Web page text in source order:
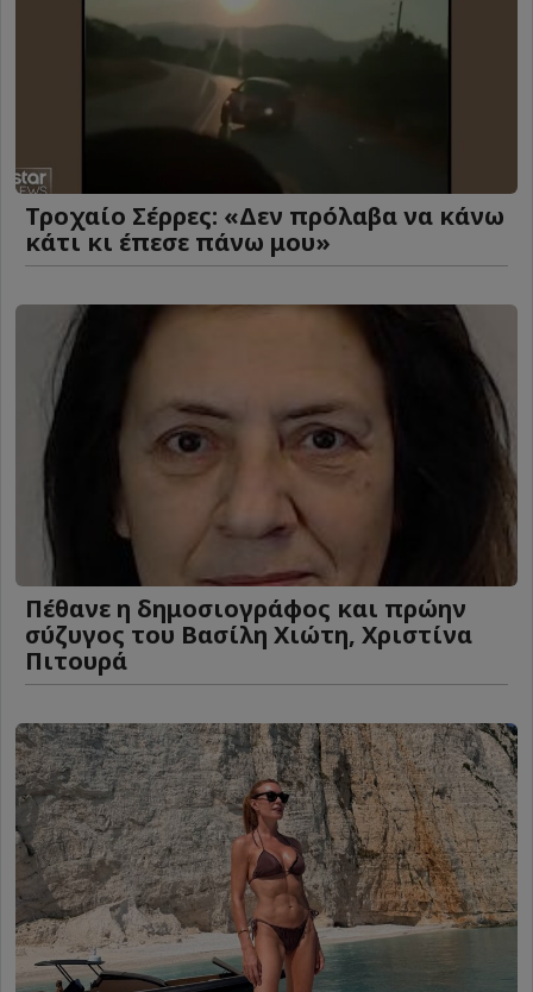
Τροχαίο Σέρρες: «Δεν πρόλαβα να κάνω
κάτι κι έπεσε πάνω μου»
Πέθανε η δημοσιογράφος και πρώην
σύζυγος του Βασίλη Χιώτη, Χριστίνα
Πιτουρά